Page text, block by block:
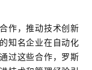
作，推动技术创新
知名企业在自动化
过这些合作，罗斯